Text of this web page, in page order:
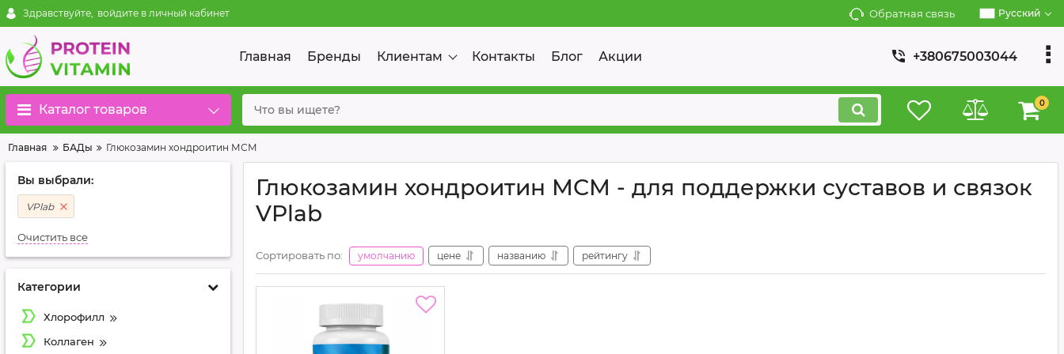
Здравствуйте, войдите в личный кабинет Обратная связь Русский
Главная Бренды Клиентам Контакты Блог Акции +380675003044
Каталог товаров 0
Главная БАДы Глюкозамин хондроитин МСМ
Вы выбрали:
VPlab
Очистить все
Категории
Хлорофилл
Коллаген
Глюкозамин хондроитин МСМ - для поддержки суставов и связок
VPlab
Сортировать по: умолчанию цене названию рейтингу